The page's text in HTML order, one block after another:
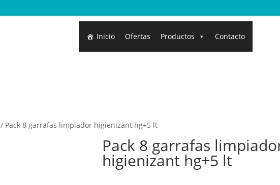
Inicio Ofertas Productos Contacto
/ Pack 8 garrafas limpiador higienizant hg+5 lt
Pack 8 garrafas
higienizant hg+5 lt